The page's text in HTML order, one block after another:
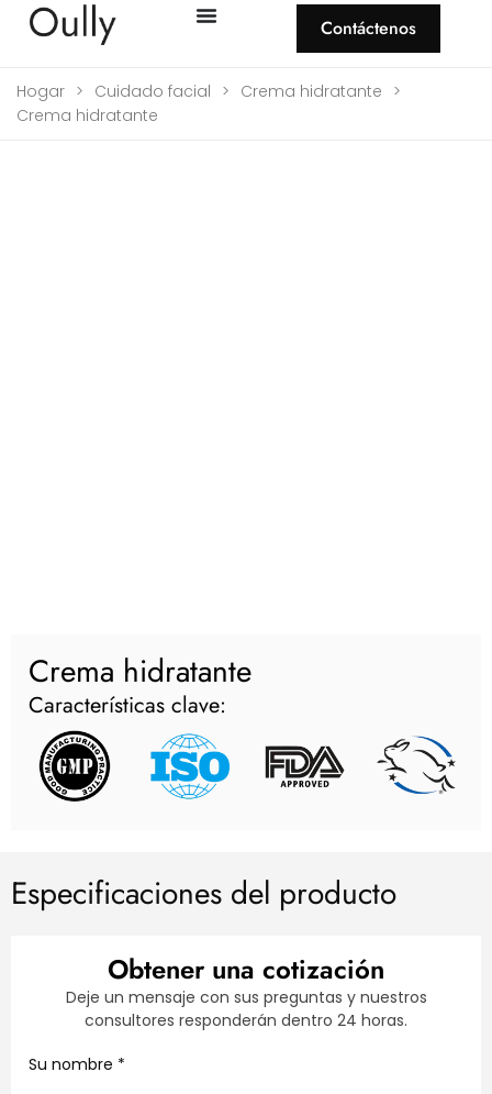
Contáctenos
Hogar > Cuidado facial > Crema hidratante >
Crema hidratante
Crema hidratante
Características clave:
Especificaciones del producto
Obtener una cotización
Deje un mensaje con sus preguntas y nuestros
consultores responderán dentro 24 horas.
Su nombre *